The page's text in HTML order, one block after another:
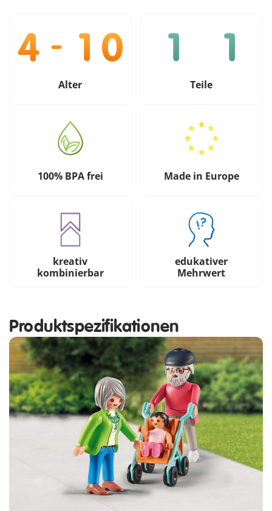
Alter Teile
100% BPA frei Made in Europe
kreativ
kombinierbar
edukativer
Mehrwert
Produktspezifikationen